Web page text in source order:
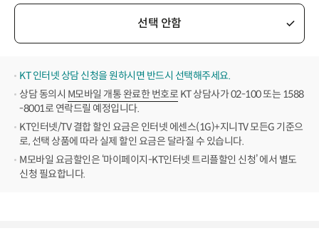
선택 안함
KT 인터넷 상담 신청을 원하시면 반드시 선택해주세요.
상담 동의시 M모바일 개통 완료한 번호로 KT 상담사가 02-100 또는 1588
-8001로 연락드릴 예정입니다.
KT인터넷/TV 결합 할인 요금은 인터넷 에센스(1G)+지니TV 모든G 기준으
로, 선택 상품에 따라 실제 할인 요금은 달라질 수 있습니다.
M모바일 요금할인은 ‘마이페이지-KT인터넷 트리플할인 신청’ 에서 별도
신청 필요합니다.